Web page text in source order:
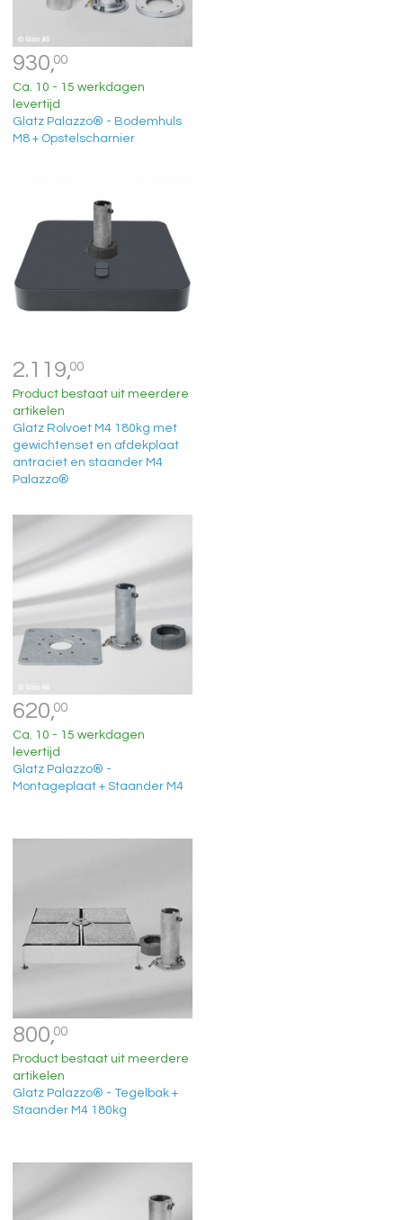
930,00
Ca. 10 - 15 werkdagen
levertijd
Glatz Palazzo® - Bodemhuls
M8 + Opstelscharnier
2.119,00
Product bestaat uit meerdere
artikelen
Glatz Rolvoet M4 180kg met
gewichtenset en afdekplaat
antraciet en staander M4
Palazzo®
620,00
Ca. 10 - 15 werkdagen
levertijd
Glatz Palazzo® -
Montageplaat + Staander M4
800,00
Product bestaat uit meerdere
artikelen
Glatz Palazzo® - Tegelbak +
Staander M4 180kg